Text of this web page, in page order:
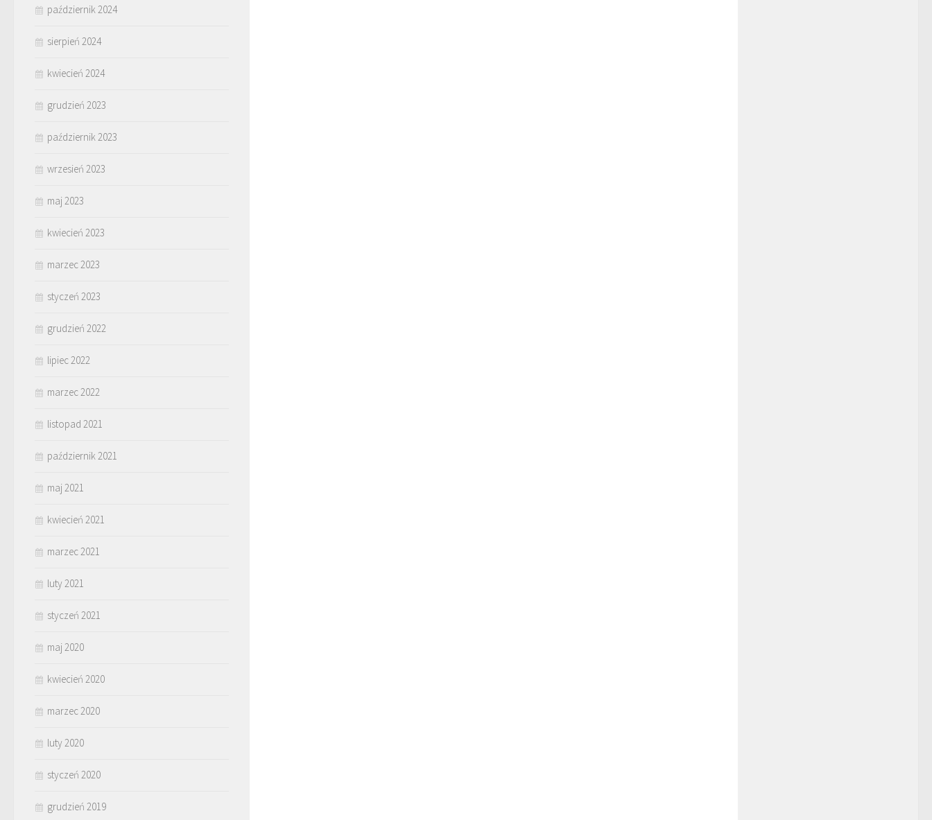
październik 2024
sierpień 2024
kwiecień 2024
grudzień 2023
październik 2023
wrzesień 2023
maj 2023
kwiecień 2023
marzec 2023
styczeń 2023
grudzień 2022
lipiec 2022
marzec 2022
listopad 2021
październik 2021
maj 2021
kwiecień 2021
marzec 2021
luty 2021
styczeń 2021
maj 2020
kwiecień 2020
marzec 2020
luty 2020
styczeń 2020
grudzień 2019